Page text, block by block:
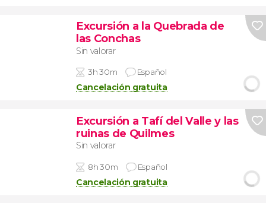
Excursión a la Quebrada de
las Conchas
Sin valorar
3h 30m Español
Cancelación gratuita
Excursión a Tafí del Valle y las
ruinas de Quilmes
Sin valorar
8h 30m Español
Cancelación gratuita